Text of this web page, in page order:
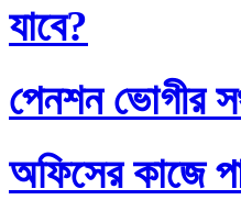
যাবে?
পেনশন ভোগীর
অফিসের কাজে